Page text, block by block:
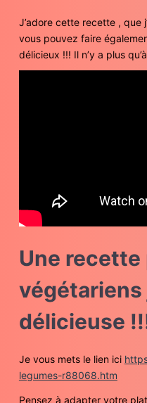
J’adore cette recette , que
vous pouvez faire
délicieux !!! Il n’y a plus
Une recette
délicieuse
Je vous mets le lien ici
legumes-r88068.htm
Pensez à adapter votre